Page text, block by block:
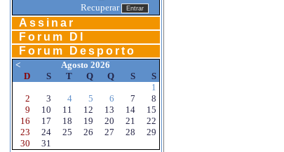
Recuperar
Assinar
Forum DI
Forum Desporto
<
Agosto 2026
D
S T Q Q S
S
1
2
3 4 5 6 7
8
9
10 11 12 13 14
15
16
17 18 19 20 21
22
23
24 25 26 27 28
29
30
31